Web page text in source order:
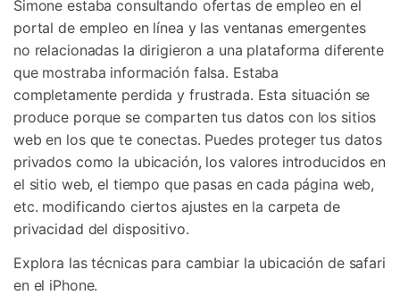
Simone estaba consultando ofertas de empleo en el
portal de empleo en línea y las ventanas emergentes
no relacionadas la dirigieron a una plataforma diferente
que mostraba información falsa. Estaba
completamente perdida y frustrada. Esta situación se
produce porque se comparten tus datos con los sitios
web en los que te conectas. Puedes proteger tus datos
privados como la ubicación, los valores introducidos en
el sitio web, el tiempo que pasas en cada página web,
etc. modificando ciertos ajustes en la carpeta de
privacidad del dispositivo.
Explora las técnicas para cambiar la ubicación de safari
en el iPhone.